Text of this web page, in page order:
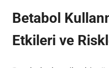
Betabol
Etkileri ve